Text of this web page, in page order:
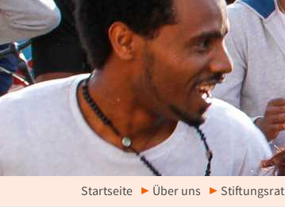
Startseite Über uns Stiftungsrat